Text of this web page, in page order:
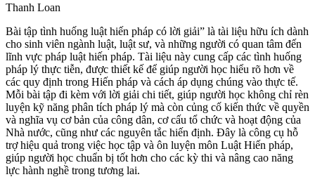
Thanh Loan
Bài tập tình huống luật hiến pháp có lời giải” là tài liệu hữu ích dành
cho sinh viên ngành luật, luật sư, và những người có quan tâm đến
lĩnh vực pháp luật hiến pháp. Tài liệu này cung cấp các tình huống
pháp lý thực tiễn, được thiết kế để giúp người học hiểu rõ hơn về
các quy định trong Hiến pháp và cách áp dụng chúng vào thực tế.
Mỗi bài tập đi kèm với lời giải chi tiết, giúp người học không chỉ rèn
luyện kỹ năng phân tích pháp lý mà còn củng cố kiến thức về quyền
và nghĩa vụ cơ bản của công dân, cơ cấu tổ chức và hoạt động của
Nhà nước, cũng như các nguyên tắc hiến định. Đây là công cụ hỗ
trợ hiệu quả trong việc học tập và ôn luyện môn Luật Hiến pháp,
giúp người học chuẩn bị tốt hơn cho các kỳ thi và nâng cao năng
lực hành nghề trong tương lai.